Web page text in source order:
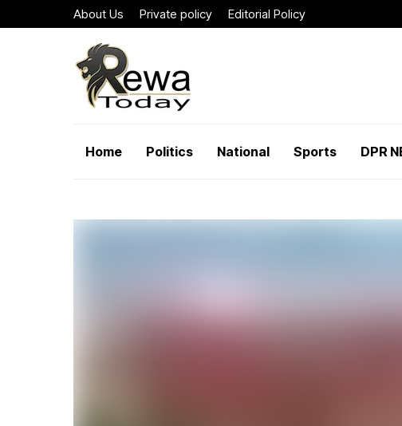
About Us Private policy Editorial Policy
Home Politics National Sports DPR